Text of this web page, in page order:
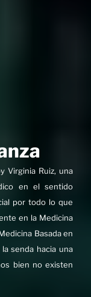
Virginia Ruiz, una
en el sentido
por todo lo que
en la Medicina
Basada en
senda hacia una
bien no existen